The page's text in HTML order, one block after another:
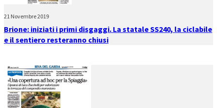
21 Novembre 2019
Brione: iniziati i primi disgaggi. La statale SS240, la ciclabile
e il sentiero resteranno chiusi